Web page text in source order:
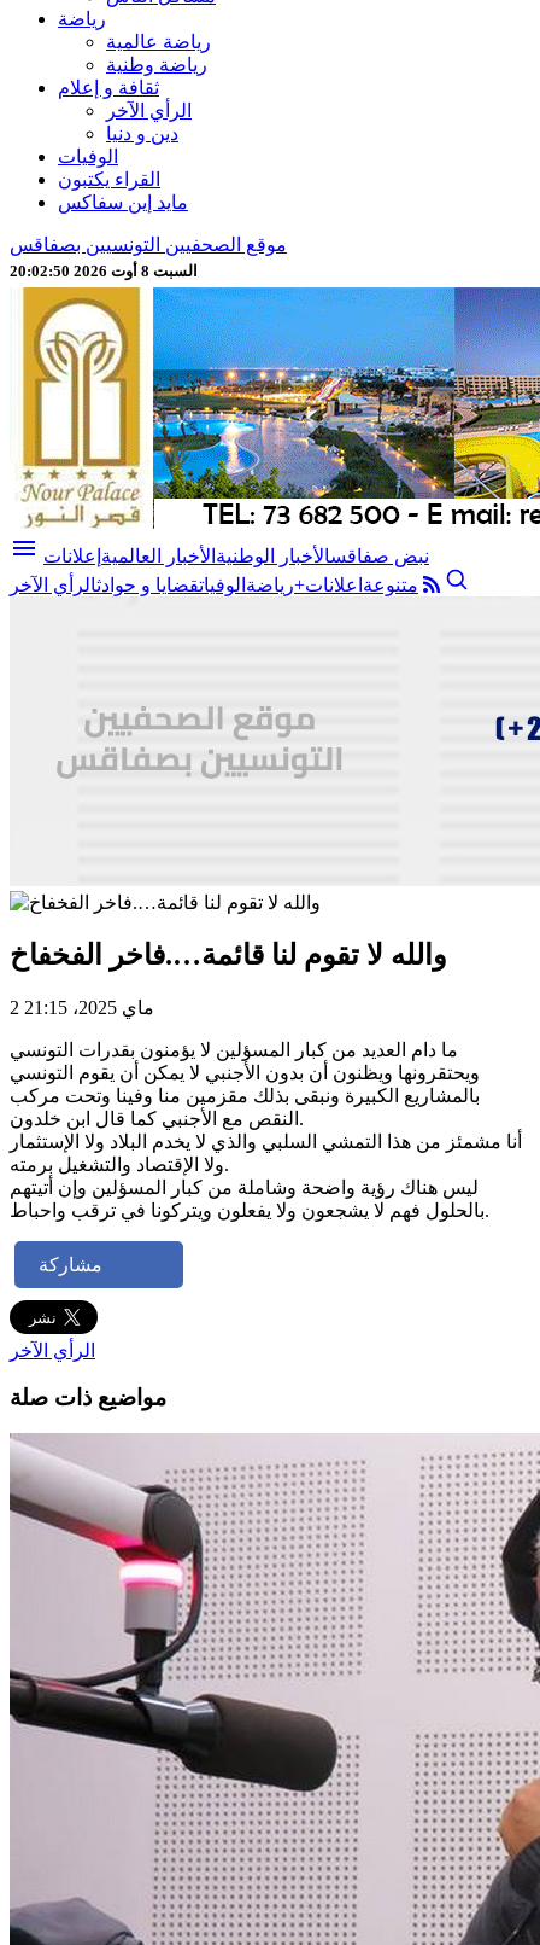
رياضة
رياضة عالمية
رياضة وطنية
ثقافة و إعلام
الرأي الآخر
دين و دنيا
الوفيات
القراء يكتبون
مايد إين سفاكس
موقع الصحفيين التونسيين بصفاقس
السبت 8 أوت 2026 20:02:52
menu نبض صفاقسالأخبار الوطنية الأخبار العالمية إعلانات
متنوعة اعلانات+رياضة الوفياتقضايا و حوادثالرأي الآخر
والله لا تقوم لنا قائمة….فاخر الفخفاخ
2 ماي 2025، 21:15
ما دام العديد من كبار المسؤلين لا يؤمنون بقدرات التونسي
ويحتقرونها ويظنون أن بدون الأجنبي لا يمكن أن يقوم التونسي
بالمشاريع الكبيرة ونبقى بذلك مقزمين منا وفينا وتحت مركب
النقص مع الأجنبي كما قال ابن خلدون.
أنا مشمئز من هذا التمشي السلبي والذي لا يخدم البلاد ولا الإستثمار
ولا الإقتصاد والتشغيل برمته.
ليس هناك رؤية واضحة وشاملة من كبار المسؤلين وإن أتيتهم
بالحلول فهم لا يشجعون ولا يفعلون ويتركونا في ترقب واحباط.
مشاركة
الرأي الآخر
مواضيع ذات صلة